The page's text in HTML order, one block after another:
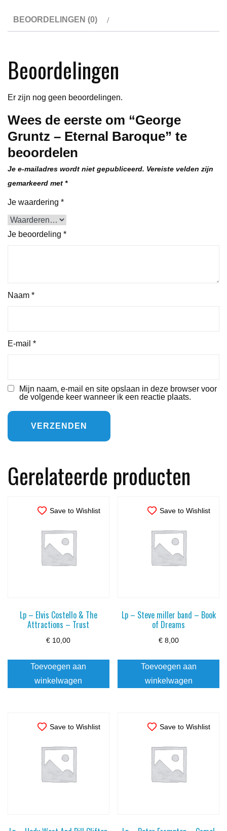
BEOORDELINGEN (0)
Beoordelingen
Er zijn nog geen beoordelingen.
Wees de eerste om “George
Gruntz – Eternal Baroque” te
beoordelen
Je e-mailadres wordt niet gepubliceerd. Vereiste velden zijn
gemarkeerd met *
Je waardering *
Je beoordeling *
Naam *
E-mail *
Mijn naam, e-mail en site opslaan in deze browser voor
de volgende keer wanneer ik een reactie plaats.
Gerelateerde producten
Save to Wishlist
Lp – Elvis Costello & The
Attractions – Trust
€ 10,00
Toevoegen aan
winkelwagen
Save to Wishlist
Lp – Steve miller band – Book
of Dreams
€8,00
Toevoegen aan
winkelwagen
Save to Wishlist Save to Wishlist